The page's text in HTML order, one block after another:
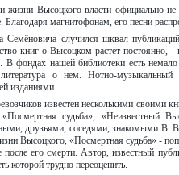
жизни Высоцкого власти официально
магнитофонам, его песни
Семёновича случился шквал
книг о Высоцком растёт постоянно,
В фондах нашей библиотеки есть
о нем. Нотно-музыкальный
изданиями.
известен несколькими своими
судьба», «Неизвестный
друзьями, соседями, знакомыми В.
Высоцкого, «Посмертная судьба» -
его смерти. Автор, известный
которой трудно переоценить.